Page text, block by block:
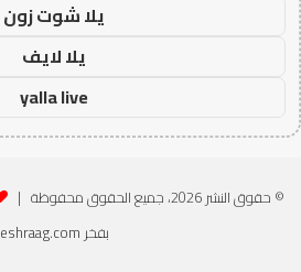
يلا شوت زون
يلا لايف
yalla live
© حقوق النشر 2026، جميع الحقوق محفوظة |
بفخر eshraag.com